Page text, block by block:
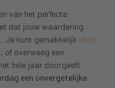
van het perfecte
dat jouw waardering
Je kunt gemakkelijk shop
of overweeg een
hele jaar doorgeeft.
een onvergetelijke